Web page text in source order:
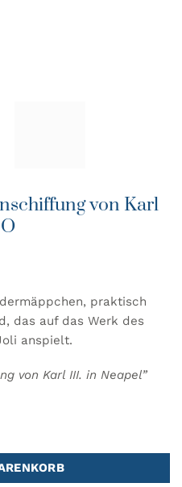
von Karl
praktisch
das auf das Werk des
anspielt.
von Karl III. in Neapel”